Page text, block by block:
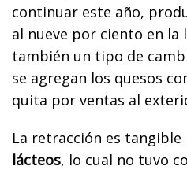
continuar este año,
al nueve por ciento en la
también un tipo de
se agregan los quesos
quita por ventas al
La retracción es tangible
lácteos, lo cual no tuvo